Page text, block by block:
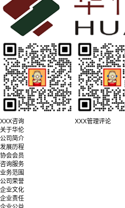
XXX咨询 XXX管理评论
关于华伦
公司简介
发展历程
协会会员
咨询服务
业务范围
公司荣誉
企业文化
企业责任